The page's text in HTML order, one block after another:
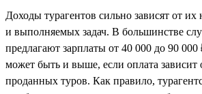
Доходы турагентов сильно зависят от их
и выполняемых задач. В большинстве
предлагают зарплаты от 40 000 до 90
может быть и выше, если оплата зависит
проданных туров. Как правило,